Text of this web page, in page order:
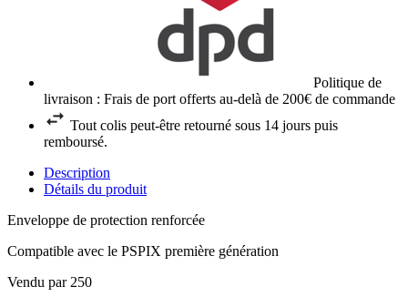
Politique de
livraison : Frais de port offerts au-delà de 200€ de commande
Tout colis peut-être retourné sous 14 jours puis
remboursé.
Description
Détails du produit
Enveloppe de protection renforcée
Compatible avec le PSPIX première génération
Vendu par 250